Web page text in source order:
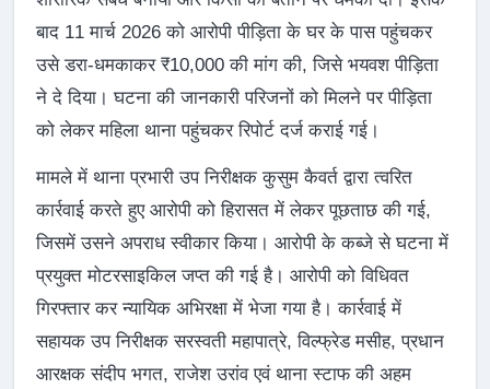
बाद 11 मार्च 2026 को आरोपी पीड़िता के घर के पास पहुंचकर
उसे डरा-धमकाकर ₹10,000 की मांग की, जिसे भयवश पीड़िता
ने दे दिया। घटना की जानकारी परिजनों को मिलने पर पीड़िता
को लेकर महिला थाना पहुंचकर रिपोर्ट दर्ज कराई गई।
मामले में थाना प्रभारी उप निरीक्षक कुसुम कैवर्त द्वारा त्वरित
कार्रवाई करते हुए आरोपी को हिरासत में लेकर पूछताछ की गई,
जिसमें उसने अपराध स्वीकार किया। आरोपी के कब्जे से घटना में
प्रयुक्त मोटरसाइकिल जप्त की गई है। आरोपी को विधिवत
गिरफ्तार कर न्यायिक अभिरक्षा में भेजा गया है। कार्रवाई में
सहायक उप निरीक्षक सरस्वती महापात्रे, विल्फ्रेड मसीह, प्रधान
आरक्षक संदीप भगत, राजेश उरांव एवं थाना स्टाफ की अहम